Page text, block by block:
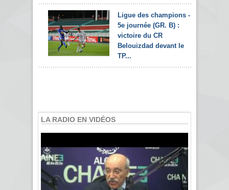
Ligue des champions -
5e journée (GR. B) :
victoire du CR
Belouizdad devant le
TP...
LA RADIO EN VIDÉOS